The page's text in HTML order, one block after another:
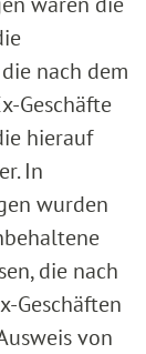
nach dem
Geschäfte
hierauf
In
wurden
die nach
Geschäften
von